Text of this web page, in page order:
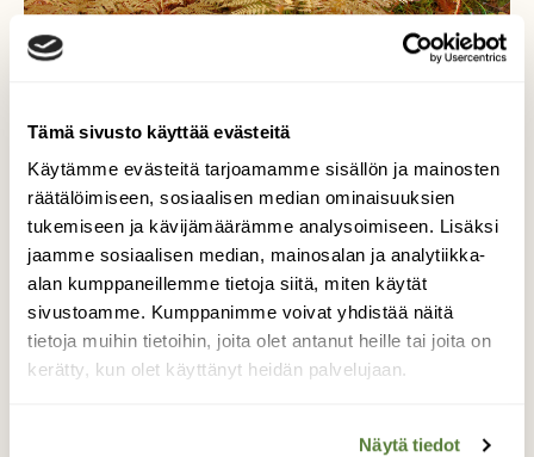
Tämä sivusto käyttää evästeitä
Käytämme evästeitä tarjoamamme sisällön ja mainosten
räätälöimiseen, sosiaalisen median ominaisuuksien
tukemiseen ja kävijämäärämme analysoimiseen. Lisäksi
jaamme sosiaalisen median, mainosalan ja analytiikka-
alan kumppaneillemme tietoja siitä, miten käytät
sivustoamme. Kumppanimme voivat yhdistää näitä
tietoja muihin tietoihin, joita olet antanut heille tai joita on
kerätty, kun olet käyttänyt heidän palvelujaan.
Näytä tiedot
Saniaisruskaa
Sananjalatkin valmistautuvat jo talveen.
Valokuvaaja: Reijo Juurinen, Nuuksion